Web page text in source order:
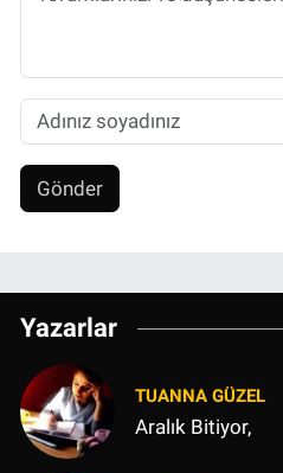
Gönder
Yazarlar
TUANNA GÜZEL
Aralık Bitiyor,